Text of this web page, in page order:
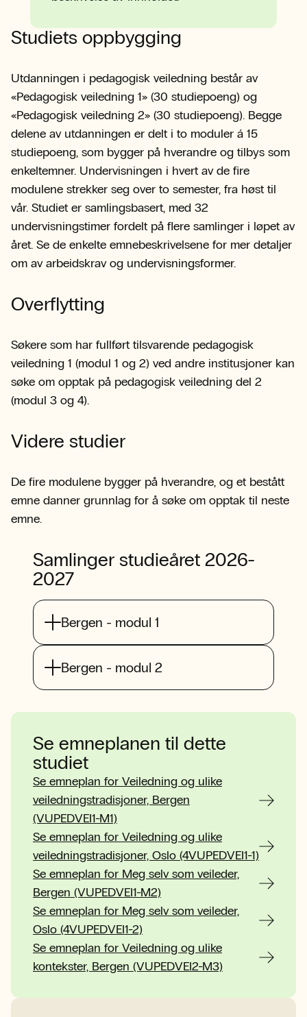
Studiets oppbygging
Utdanningen i pedagogisk veiledning består av
«Pedagogisk veiledning 1» (30 studiepoeng) og
«Pedagogisk veiledning 2» (30 studiepoeng). Begge
delene av utdanningen er delt i to moduler á 15
studiepoeng, som bygger på hverandre og tilbys som
enkeltemner. Undervisningen i hvert av de fire
modulene strekker seg over to semester, fra høst til
vår. Studiet er samlingsbasert, med 32
undervisningstimer fordelt på flere samlinger i løpet av
året. Se de enkelte emnebeskrivelsene for mer detaljer
om av arbeidskrav og undervisningsformer.
Overflytting
Søkere som har fullført tilsvarende pedagogisk
veiledning 1 (modul 1 og 2) ved andre institusjoner kan
søke om opptak på pedagogisk veiledning del 2
(modul 3 og 4).
Videre studier
De fire modulene bygger på hverandre, og et bestått
emne danner grunnlag for å søke om opptak til neste
emne.
Samlinger studieåret 2026-
2027
Bergen - modul 1
Bergen - modul 2
Se emneplanen til dette
studiet
Se emneplan for Veiledning og ulike
veiledningstradisjoner, Bergen
(VUPEDVEI1-M1)
Se emneplan for Veiledning og ulike
veiledningstradisjoner, Oslo (4VUPEDVEI1-1)
Se emneplan for Meg selv som veileder,
Bergen (VUPEDVEI1-M2)
Se emneplan for Meg selv som veileder,
Oslo (4VUPEDVEI1-2)
Se emneplan for Veiledning og ulike
kontekster, Bergen (VUPEDVEI2-M3)